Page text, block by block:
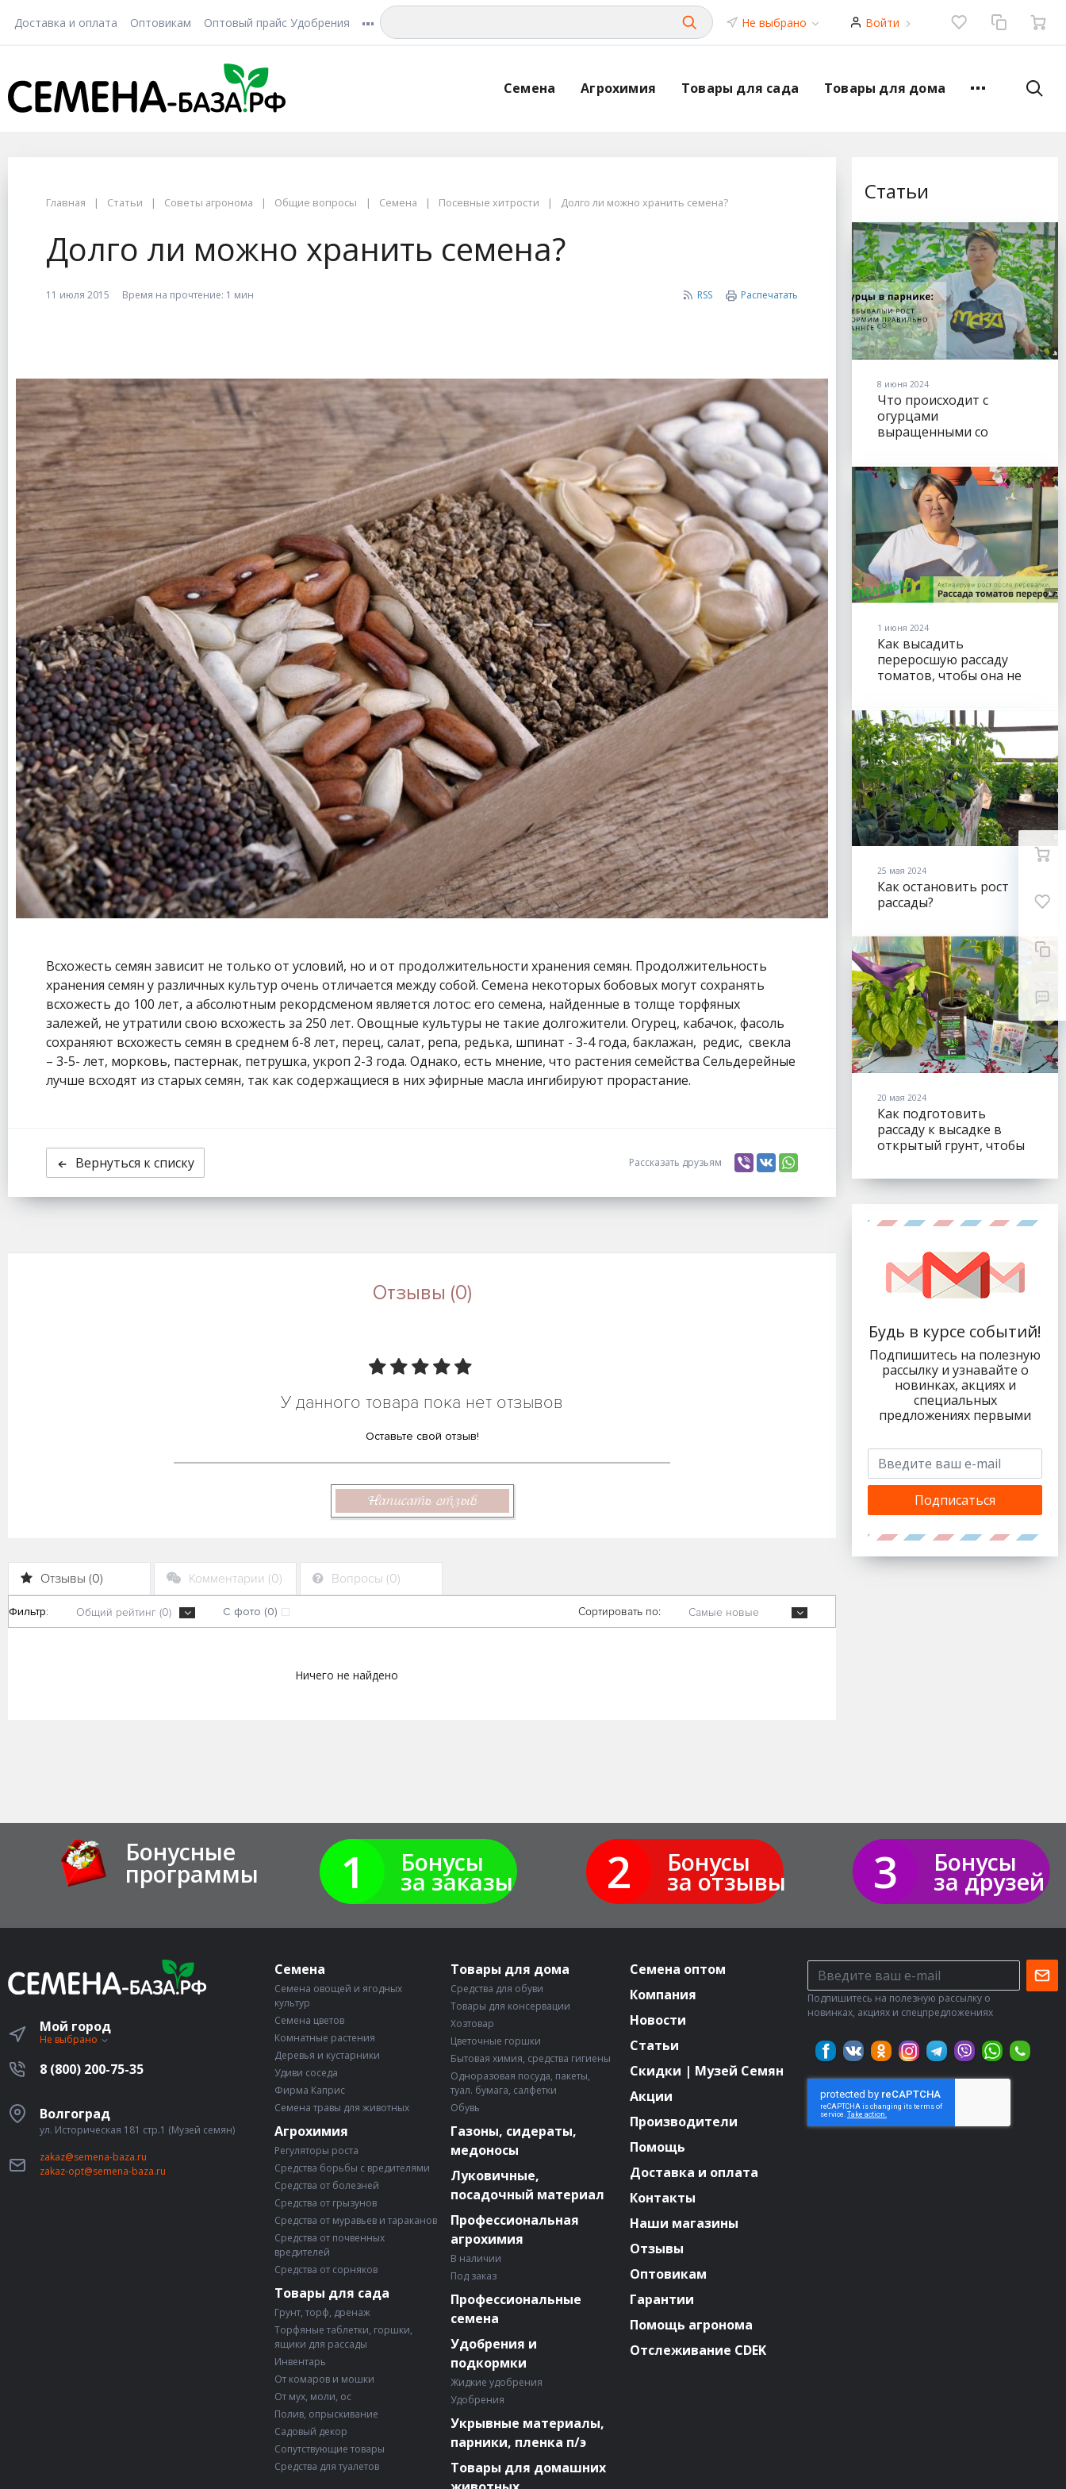
Доставка и оплата Оптовикам Оптовый прайс Удобрения Не выбрано Войти
Семена Агрохимия Товары для сада Товары для дома
Главная Статьи Советы агронома Общие вопросы Семена Посевные хитрости Долго ли можно хранить семена?
Долго ли можно хранить семена?
11 июля 2015 Время на прочтение: 1 мин RSS Распечатать
Всхожесть семян зависит не только от условий, но и от продолжительности хранения семян. Продолжительность
хранения семян у различных культур очень отличается между собой. Семена некоторых бобовых могут сохранять
всхожесть до 100 лет, а абсолютным рекордсменом является лотос: его семена, найденные в толще торфяных
залежей, не утратили свою всхожесть за 250 лет. Овощные культуры не такие долгожители. Огурец, кабачок, фасоль
сохраняют всхожесть семян в среднем 6-8 лет, перец, салат, репа, редька, шпинат - 3-4 года, баклажан, редис, свекла
– 3-5- лет, морковь, пастернак, петрушка, укроп 2-3 года. Однако, есть мнение, что растения семейства Сельдерейные
лучше всходят из старых семян, так как содержащиеся в них эфирные масла ингибируют прорастание.
Вернуться к списку Рассказать друзьям
Отзывы (0)
У данного товара пока нет отзывов
Оставьте свой отзыв!
Написать отзыв
Отзывы (0) Комментарии (0) Вопросы (0)
Фильтр: Общий рейтинг (0) С фото (0) Сортировать по: Самые новые
Ничего не найдено
Статьи
8 июня 2024
Что происходит с
огурцами
выращенными со
1 июня 2024
Как высадить
переросшую рассаду
томатов, чтобы она не
25 мая 2024
Как остановить рост
рассады?
20 мая 2024
Как подготовить
рассаду к высадке в
открытый грунт, чтобы
Будь в курсе событий!
Подпишитесь на полезную
рассылку и узнавайте о
новинках, акциях и
специальных
предложениях первыми
Подписаться
Бонусные
программы 1 Бонусы
за заказы 2 Бонусы
за отзывы 3 Бонусы
за друзей
Мой город
Не выбрано
8 (800) 200-75-35
Волгоград
ул. Историческая 181 стр.1 (Музей семян)
zakaz@semena-baza.ru
zakaz-opt@semena-baza.ru
Семена
Семена овощей и ягодных
культур
Семена цветов
Комнатные растения
Деревья и кустарники
Удиви соседа
Фирма Каприс
Семена травы для животных
Агрохимия
Регуляторы роста
Средства борьбы с вредителями
Средства от болезней
Средства от грызунов
Средства от муравьев и тараканов
Средства от почвенных
вредителей
Средства от сорняков
Товары для сада
Грунт, торф, дренаж
Торфяные таблетки, горшки,
ящики для рассады
Инвентарь
От комаров и мошки
От мух, моли, ос
Полив, опрыскивание
Садовый декор
Сопутствующие товары
Средства для туалетов
Товары для дома
Средства для обуви
Товары для консервации
Хозтовар
Цветочные горшки
Бытовая химия, средства гигиены
Одноразовая посуда, пакеты,
туал. бумага, салфетки
Обувь
Газоны, сидераты,
медоносы
Луковичные,
посадочный материал
Профессиональная
агрохимия
В наличии
Под заказ
Профессиональные
семена
Удобрения и
подкормки
Жидкие удобрения
Удобрения
Укрывные материалы,
парники, пленка п/э
Товары для домашних
Семена оптом
Компания
Новости
Статьи
Скидки | Музей Семян
Акции
Производители
Помощь
Доставка и оплата
Контакты
Наши магазины
Отзывы
Оптовикам
Гарантии
Помощь агронома
Отслеживание CDEK
Подпишитесь на полезную рассылку о
новинках, акциях и спецпредложениях